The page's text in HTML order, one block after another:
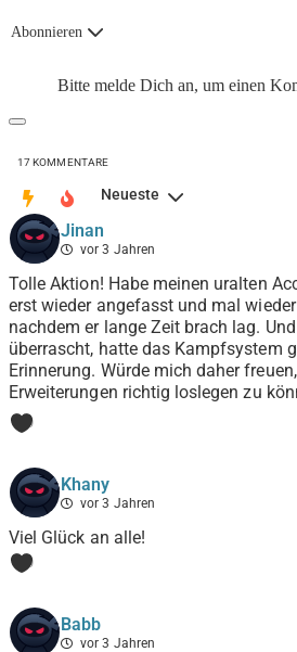
Abonnieren
Bitte melde Dich an, um einen
17KOMMENTARE
Neueste
Jinan
vor 3 Jahren
Tolle Aktion! Habe meinen uralten
erst wieder angefasst und mal
nachdem er lange Zeit brach lag.
überrascht, hatte das Kampfsystem
Erinnerung. Würde mich daher
Erweiterungen richtig loslegen zu
0
Khany
vor 3 Jahren
Viel Glück an alle!
0
Babb
vor 3 Jahren